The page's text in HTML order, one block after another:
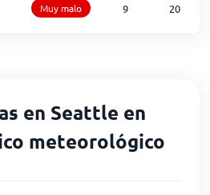
Muy malo 9 20
en Seattle en
meteorológico